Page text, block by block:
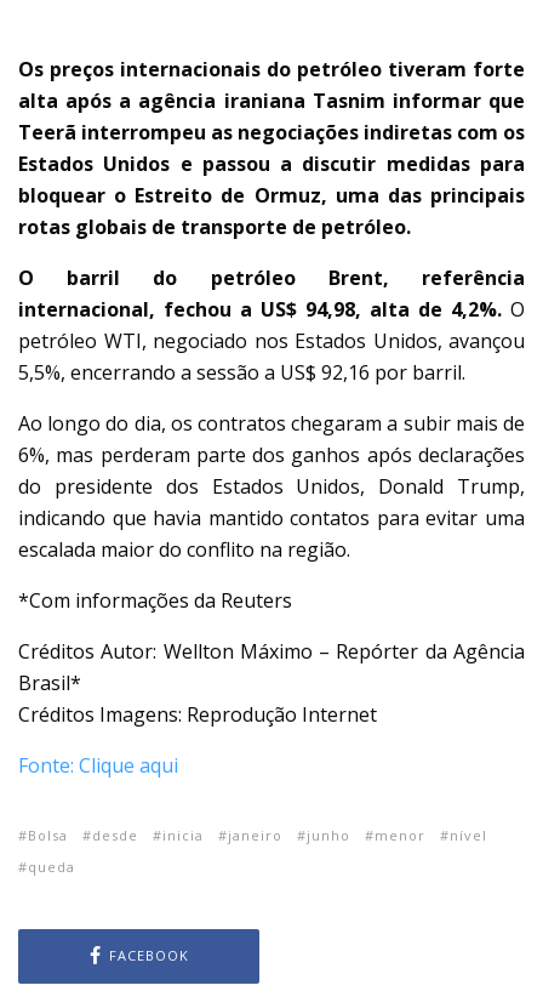
Os preços internacionais do petróleo tiveram forte
alta após a agência iraniana Tasnim informar que
Teerã interrompeu as negociações indiretas com os
Estados Unidos e passou a discutir medidas para
bloquear o Estreito de Ormuz, uma das principais
rotas globais de transporte de petróleo.
O barril do petróleo Brent, referência
internacional, fechou a US$ 94,98, alta de 4,2%. O
petróleo WTI, negociado nos Estados Unidos, avançou
5,5%, encerrando a sessão a US$ 92,16 por barril.
Ao longo do dia, os contratos chegaram a subir mais de
6%, mas perderam parte dos ganhos após declarações
do presidente dos Estados Unidos, Donald Trump,
indicando que havia mantido contatos para evitar uma
escalada maior do conflito na região.
*Com informações da Reuters
Créditos Autor: Wellton Máximo – Repórter da Agência
Brasil*
Créditos Imagens: Reprodução Internet
Fonte: Clique aqui
Bolsa desde inicia janeiro junho menor
nível
queda
FACEBOOK